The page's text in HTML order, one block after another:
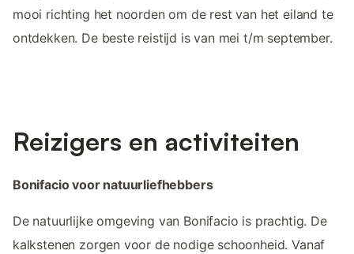
mooi richting het noorden om de rest van het eiland te
ontdekken. De beste reistijd is van mei t/m september.
Reizigers en activiteiten
Bonifacio voor natuurliefhebbers
De natuurlijke omgeving van Bonifacio is prachtig. De
kalkstenen zorgen voor de nodige schoonheid. Vanaf